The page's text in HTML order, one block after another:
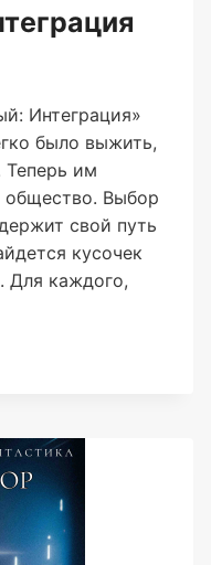
Интеграция»
было выжить,
Теперь им
общество. Выбор
свой путь
кусочек
Для каждого,